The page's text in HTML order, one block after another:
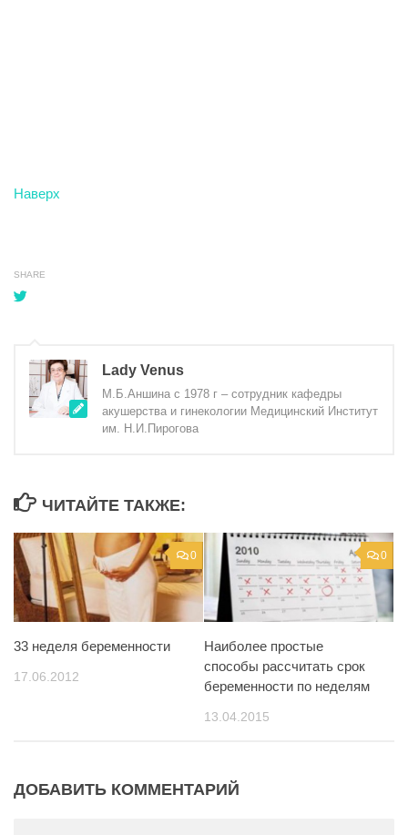
Наверх
SHARE
Lady Venus
М.Б.Аншина с 1978 г – сотрудник кафедры
акушерства и гинекологии Медицинский Институт
им. Н.И.Пирогова
ЧИТАЙТЕ ТАКЖЕ:
0
33 неделя беременности
17.06.2012
0
Наиболее простые
способы рассчитать срок
беременности по неделям
13.04.2015
ДОБАВИТЬ КОММЕНТАРИЙ